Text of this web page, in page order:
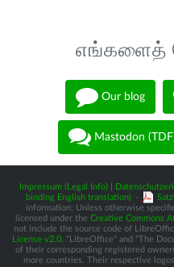
எங்களைத்
Our blog
Mastodon
Impressum (Legal Info)
binding English translation) -
information: Unless otherwise
licensed under the Creative Commons
not include the source code of
License v2.0 . “LibreOffice” and “The
of their corresponding registered
more countries. Their respective